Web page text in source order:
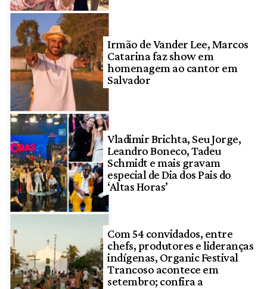
Irmão de Vander Lee, Marcos
Catarina faz show em
homenagem ao cantor em
Salvador
Vladimir Brichta, Seu Jorge,
Leandro Boneco, Tadeu
Schmidt e mais gravam
especial de Dia dos Pais do
‘Altas Horas’
Com 54 convidados, entre
chefs, produtores e lideranças
indígenas, Organic Festival
Trancoso acontece em
setembro; confira a